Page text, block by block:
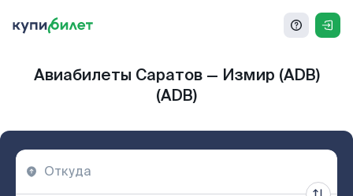
Авиабилеты Саратов — Измир (ADB)
(ADB)